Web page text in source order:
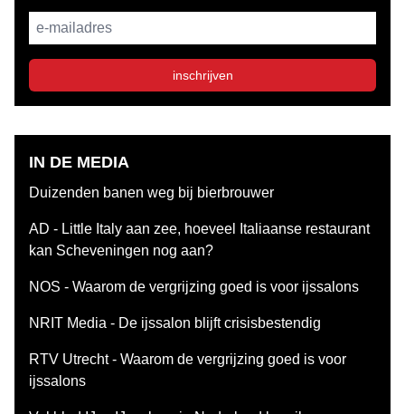
E-mailadres
inschrijven
IN DE MEDIA
Duizenden banen weg bij bierbrouwer
AD - Little Italy aan zee, hoeveel Italiaanse restaurant
kan Scheveningen nog aan?
NOS - Waarom de vergrijzing goed is voor ijssalons
NRIT Media - De ijssalon blijft crisisbestendig
RTV Utrecht - Waarom de vergrijzing goed is voor
ijssalons